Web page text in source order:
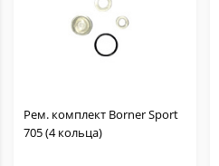
Рем. комплект Borner Sport
705 (4 кольца)